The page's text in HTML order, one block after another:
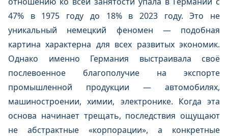
47% в 1975 году до 18% в 2023 году. Это не
уникальный немецкий феномен — подобная
картина характерна для всех развитых экономик.
Однако именно Германия выстраивала своё
послевоенное благополучие на экспорте
промышленной продукции — автомобилях,
машиностроении, химии, электронике. Когда эта
основа начинает трещать, последствия ощущают
не абстрактные «корпорации», а конкретные